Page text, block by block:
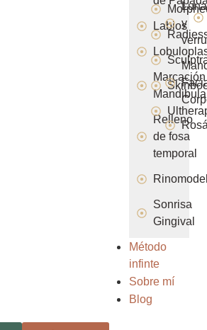
Labios
Marcación
Relleno
de fosa
temporal
Sonrisa
Gingival
y
Método
infinte
Sobre mí
Blog